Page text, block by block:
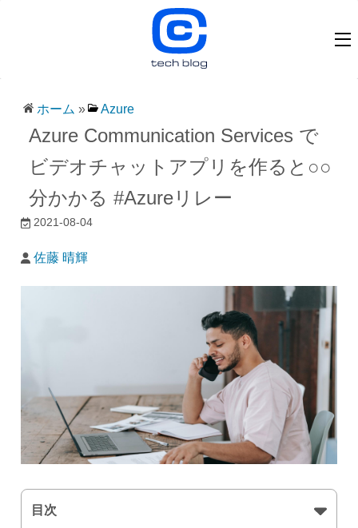
ホーム » Azure
Azure Communication Services で
ビデオチャットアプリを作ると○○
分かかる #Azureリレー
2021-08-04
佐藤 晴輝
目次